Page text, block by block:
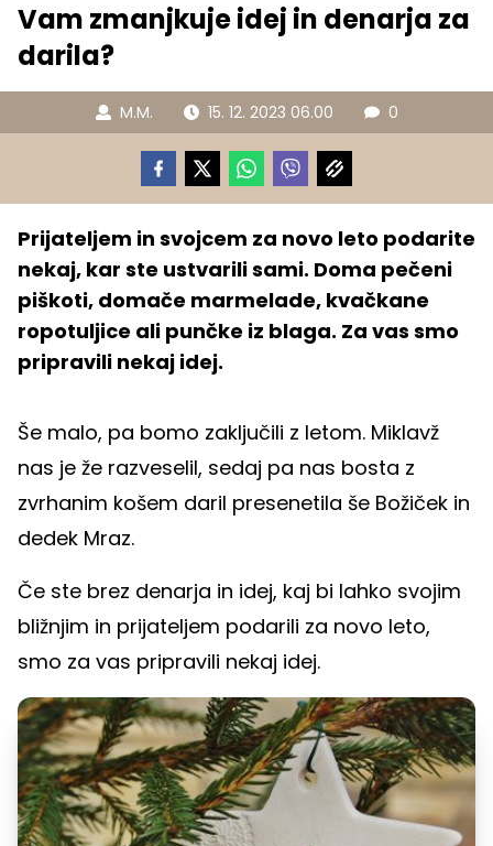
Vam zmanjkuje idej in denarja za
darila?
M.M. 15. 12. 2023 06.00 0
Prijateljem in svojcem za novo leto podarite
nekaj, kar ste ustvarili sami. Doma pečeni
piškoti, domače marmelade, kvačkane
ropotuljice ali punčke iz blaga. Za vas smo
pripravili nekaj idej.
Še malo, pa bomo zaključili z letom. Miklavž
nas je že razveselil, sedaj pa nas bosta z
zvrhanim košem daril presenetila še Božiček in
dedek Mraz.
Če ste brez denarja in idej, kaj bi lahko svojim
bližnjim in prijateljem podarili za novo leto,
smo za vas pripravili nekaj idej.